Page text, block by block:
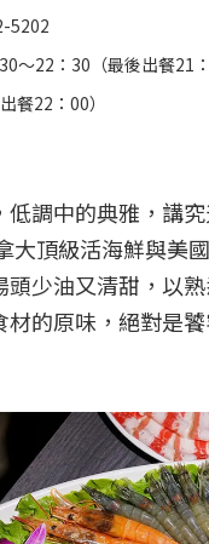
5202
～22：30（最後出餐21
餐22：00）
低調中的典雅，講
大頂級活海鮮與美
頭少油又清甜，以
材的原味，絕對是